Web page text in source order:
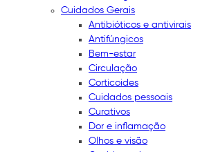
Cuidados Gerais
Antibióticos e antivirais
Antifúngicos
Bem-estar
Circulação
Corticoides
Cuidados pessoais
Curativos
Dor e inflamação
Olhos e visão